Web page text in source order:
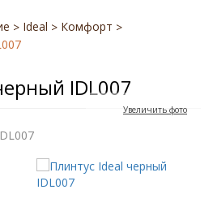
> Ideal > Комфорт >
IDL007
Увеличить фото